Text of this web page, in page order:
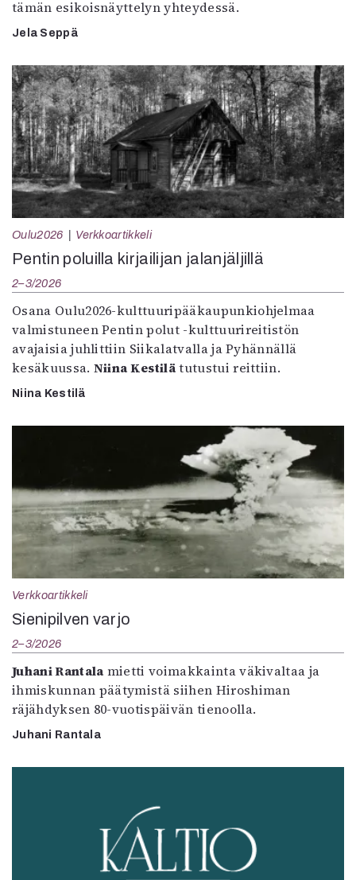
tämän esikoisnäyttelyn yhteydessä.
Jela Seppä
Oulu2026 Verkkoartikkeli
Pentin poluilla kirjailijan jalanjäljillä
2–3/2026
Osana Oulu2026-kulttuuripääkaupunkiohjelmaa
valmistuneen Pentin polut -kulttuurireitistön
avajaisia juhlittiin Siikalatvalla ja Pyhännällä
kesäkuussa. Niina Kestilätutustui reittiin.
Niina Kestilä
Verkkoartikkeli
Sienipilven varjo
2–3/2026
Juhani Rantala mietti voimakkainta väkivaltaa ja
ihmiskunnan päätymistä siihen Hiroshiman
räjähdyksen 80-vuotispäivän tienoolla.
Juhani Rantala